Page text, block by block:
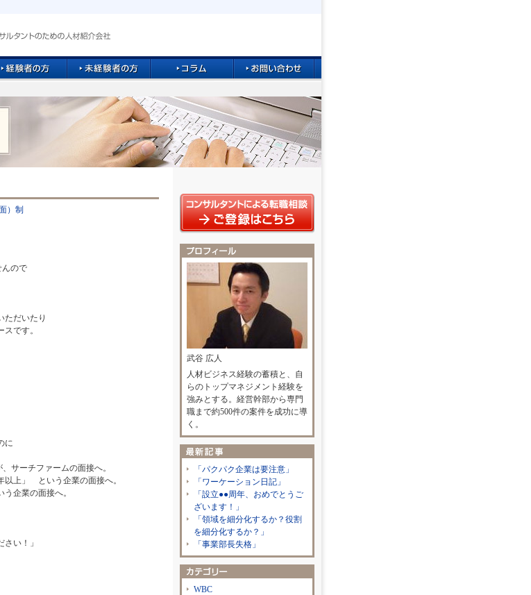
）制
んので
ただいたり
です。
に
サーチファームの面接へ。
以上」 という企業の面接へ。
企業の面接へ。
い！」
武谷 広人
人材ビジネス経験の蓄積と、自
らのトップマネジメント経験を
強みとする。経営幹部から専門
職まで約500件の案件を成功に導
く。
「パクパク企業は要注意」
「ワーケーション日記」
「設立●●周年、おめでとうご
ざいます！」
「領域を細分化するか？役割
を細分化するか？」
「事業部長失格」
WBC